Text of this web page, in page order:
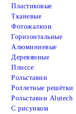
Пластиковые
Тканевые
Фотожалюзи
Горизонтальные
Алюминиевые
Деревянные
Плиссе
Рольставни
Роллетные решётки
Рольставни Alutech
С рисунком